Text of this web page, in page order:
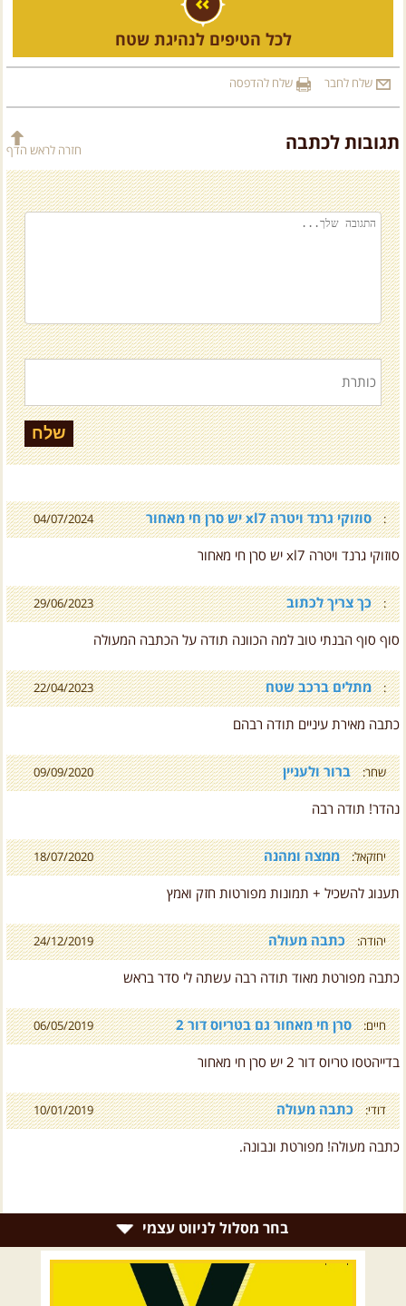
לכל הטיפים לנהיגת שטח
שלח לחבר שלח להדפסה
תגובות לכתבה חזרה לראש הדף
04/07/2024 : סוזוקי גרנד ויטרה xl7 יש סרן חי מאחור
סוזוקי גרנד ויטרה xl7 יש סרן חי מאחור
29/06/2023 : כך צריך לכתוב
סוף סוף הבנתי טוב למה הכוונה תודה על הכתבה המעולה
22/04/2023 : מתלים ברכב שטח
כתבה מאירת עיניים תודה רבהם
09/09/2020 שחר: ברור ולעניין
נהדר! תודה רבה
18/07/2020 יחזקאל: ממצה ומהנה
תענוג להשכיל + תמונות מפורטות חזק ואמץ
24/12/2019 יהודה: כתבה מעולה
כתבה מפורטת מאוד תודה רבה עשתה לי סדר בראש
06/05/2019 חיים: סרן חי מאחור גם בטריוס דור 2
בדייהטסו טריוס דור 2 יש סרן חי מאחור
10/01/2019 דודי: כתבה מעולה
כתבה מעולה! מפורטת ונבונה.
בחר מסלול לניווט עצמי
רמת הגולן וגליל עליון